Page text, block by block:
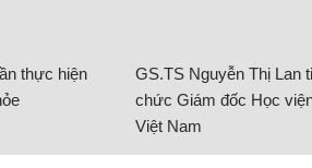
thực hiện
GS.TS Nguyễn Thị Lan
chức Giám đốc Học
Việt Nam